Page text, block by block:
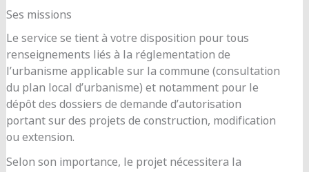
Ses missions
Le service se tient à votre disposition pour tous
renseignements liés à la réglementation de
l’urbanisme applicable sur la commune (consultation
du plan local d’urbanisme) et notamment pour le
dépôt des dossiers de demande d’autorisation
portant sur des projets de construction, modification
ou extension.
Selon son importance, le projet nécessitera la